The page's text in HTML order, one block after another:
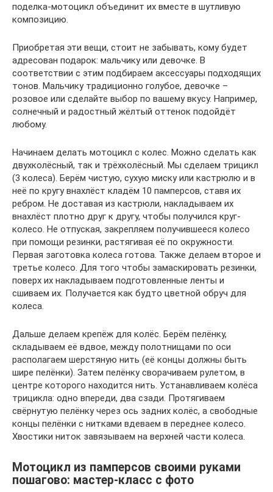
поделка-мотоцикл объединит их вместе в шутливую
композицию.
Приобретая эти вещи, стоит не забывать, кому будет
адресован подарок: мальчику или девочке. В
соответствии с этим подбираем аксессуары подходящих
тонов. Мальчику традиционно голубое, девочке –
розовое или сделайте выбор по вашему вкусу. Например,
солнечный и радостный жёлтый оттенок подойдёт
любому.
Начинаем делать мотоцикл с колес. Можно сделать как
двухколёсный, так и трёхколёсный. Мы сделаем трицикл
(3 колеса). Берём чистую, сухую миску или кастрюлю и в
неё по кругу внахлёст кладём 10 памперсов, ставя их
ребром. Не доставая из кастрюли, накладываем их
внахлёст плотно друг к другу, чтобы получился круг-
колесо. Не отпуская, закрепляем получившееся колесо
при помощи резинки, растягивая её по окружности.
Первая заготовка колеса готова. Также делаем второе и
третье колесо. Для того чтобы замаскировать резинки,
поверх их накладываем подготовленные ленты и
сшиваем их. Получается как будто цветной обруч для
колеса.
Дальше делаем крепёж для колёс. Берём пелёнку,
складываем её вдвое, между полотнищами по оси
располагаем шерстяную нить (её концы должны быть
шире пелёнки). Затем пелёнку сворачиваем рулетом, в
центре которого находится нить. Устанавливаем колёса
трицикла: одно впереди, два сзади. Протягиваем
свёрнутую пелёнку через ось задних колёс, а свободные
концы пелёнки с нитками вдеваем в переднее колесо.
Хвостики ниток завязываем на верхней части колеса.
Мотоцикл из памперсов своими руками
пошагово: мастер-класс с фото